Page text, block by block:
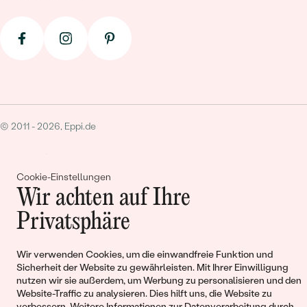
Cookie-Einstellungen
Wir achten auf Ihre
Privatsphäre
Wir verwenden Cookies, um die einwandfreie Funktion und
Sicherheit der Website zu gewährleisten. Mit Ihrer Einwilligung
nutzen wir sie außerdem, um Werbung zu personalisieren und den
Website-Traffic zu analysieren. Dies hilft uns, die Website zu
© 2011 - 2026, Eppi.de